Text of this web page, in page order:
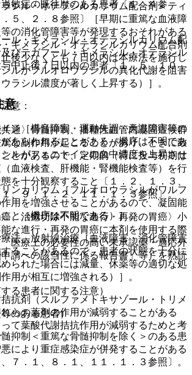
シル・オテラシルカリウム配合剤＜ティ
５、２．８参照〕［早期に重篤な血液障
の消化管障害等が発現するおそれがある
ギメラシル・オテラシルカリウム配合剤
後少なくとも７日以内は本療法を施行し
ルがフルオロウラシルの異化代謝を阻害
ラシル濃度が著しく上昇する）］。
意：
ン［構音障害・運動失調・意識障害等の
あらわれることがある（機序は不明であ
ルがフェニトインの血中濃度を上昇させ
ンカリウム［フルオロウラシルがワルフ
用を増強させることがあるので、凝固能
と（機序は不明である）］。
法、放射線治療［血液障害・消化管障害
ることがあるので、患者の状態を十分に
られた場合には減量、休薬等の適切な処
用が相互に増強される）］。
抗剤（スルファメトキサゾール・トリメ
れらの薬剤の作用が減弱することがある
って葉酸代謝拮抗作用が減弱するためと考
敏症の既往歴のある患者〔１．４参
ル・ギメラシル・オテラシルカリウム配
びテガフール・ギメラシル・オテラシル
中止後７日以内の患者〔１．５、１０．
意
通〉骨髄抑制、播種性血管内凝固症候群
な副作用が起こることがあり、ときに致
とがあるので、定期的（特に投与初期は
血液検査、肝機能・腎機能検査等）を行
を十分観察すること〔１．２、１．３、
、９．１．２、１１．１．３参照〕。
、治癒切除不能な進行・再発の胃癌〉小
な進行・再発の胃癌に本剤を使用する際
医療上の必要性の高い未承認薬・適応外
請への該当性に係る報告書」等）を熟読
る患者に関する注意）
等のある患者）
抑制＜重篤な骨髄抑制を除く＞のある患
により重症感染症が併発することがある
７．１、８．１、１１．１．３参照〕。